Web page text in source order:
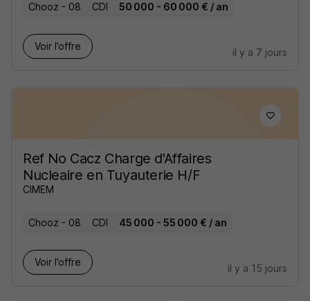
Chooz - 08 CDI 50 000 - 60 000 € / an
Voir l’offre
il y a 7 jours
Ref No Cacz Charge d'Affaires
Nucleaire en Tuyauterie H/F
CIMEM
Chooz - 08 CDI 45 000 - 55 000 € / an
Voir l’offre
il y a 15 jours